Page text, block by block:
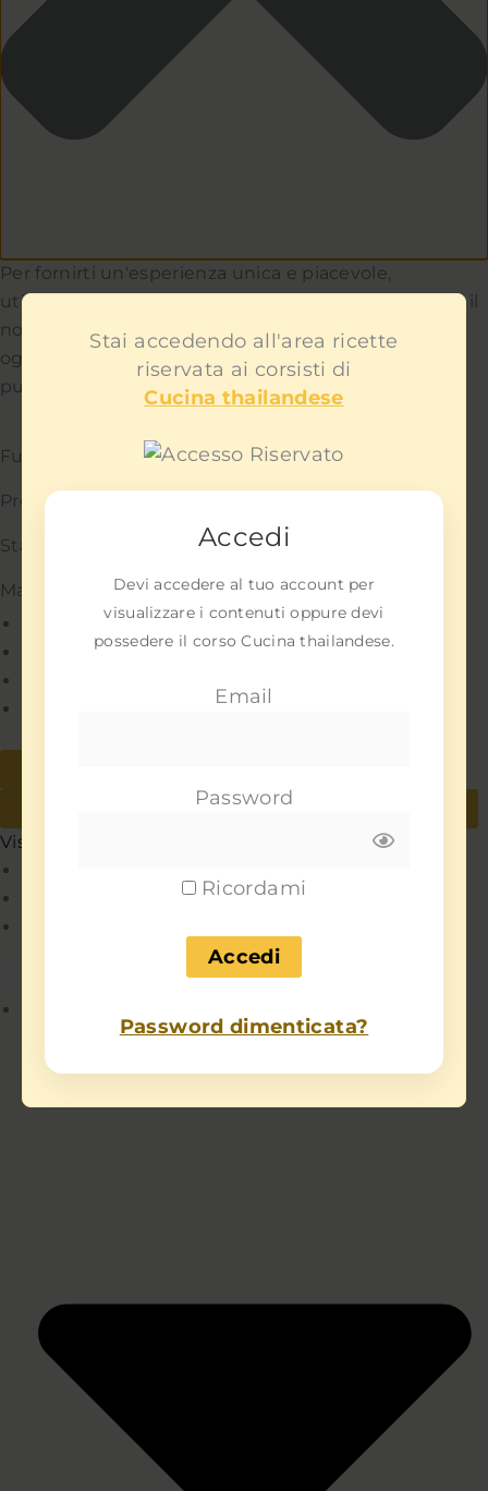
Per fornirti un'esperienza unica e piacevole,
utilizziamo i cookie per capire e aiutarci a migliorare il
nostro sito e servizio. Teniamo a cuore la privacy di
ogni utente e non ti mostreremo contenuti
pubblicitari fastidiosi.
Funzionale Sempre attivo
Preferenze
Statistiche
Marketing
Gestisci opzioni
Gestisci servizi
Per saperne di più su questi scopi
Visualizza le preferenze
Visualizza le preferenze
Stai accedendo all'area ricette
riservata ai corsisti di
Cucina thailandese
Accedi
Devi accedere al tuo account per
visualizzare i contenuti oppure devi
possedere il corso Cucina thailandese.
Email
Password
Ricordami
Password dimenticata?